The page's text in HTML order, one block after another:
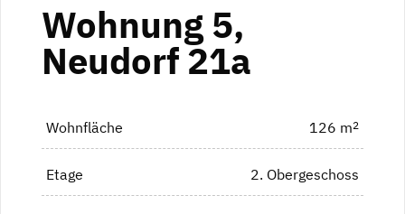
Wohnung 5,
Neudorf 21a
Wohnfläche 126 m2
Etage 2. Obergeschoss